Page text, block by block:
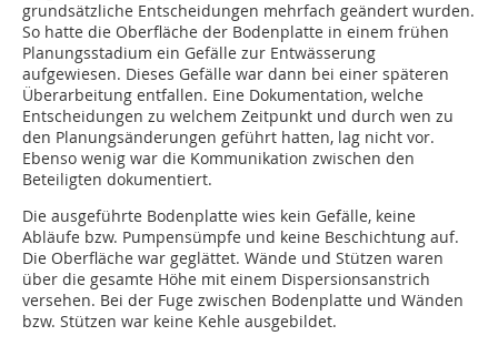
grundsätzliche Entscheidungen mehrfach geändert wurden.
So hatte die Oberfläche der Bodenplatte in einem frühen
Planungsstadium ein Gefälle zur Entwässerung
aufgewiesen. Dieses Gefälle war dann bei einer späteren
Überarbeitung entfallen. Eine Dokumentation, welche
Entscheidungen zu welchem Zeitpunkt und durch wen zu
den Planungsänderungen geführt hatten, lag nicht vor.
Ebenso wenig war die Kommunikation zwischen den
Beteiligten dokumentiert.
Die ausgeführte Bodenplatte wies kein Gefälle, keine
Abläufe bzw. Pumpensümpfe und keine Beschichtung auf.
Die Oberfläche war geglättet. Wände und Stützen waren
über die gesamte Höhe mit einem Dispersionsanstrich
versehen. Bei der Fuge zwischen Bodenplatte und Wänden
bzw. Stützen war keine Kehle ausgebildet.